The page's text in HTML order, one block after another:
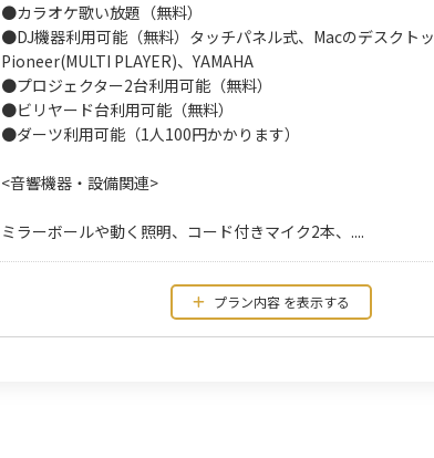
●カラオケ歌い放題（無料）
●DJ機器利用可能（無料）タッチパネル式、Macのデスクト
Pioneer(MULTI PLAYER)、YAMAHA
●プロジェクター2台利用可能（無料）
●ビリヤード台利用可能（無料）
●ダーツ利用可能（1人100円かかります）
<音響機器・設備関連>
ミラーボールや動く照明、コード付きマイク2本、....
プラン内容